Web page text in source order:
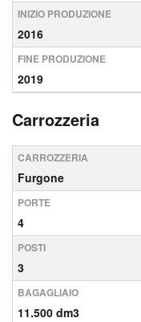
INIZIO PRODUZIONE
2016
FINE PRODUZIONE
2019
Carrozzeria
CARROZZERIA
Furgone
PORTE
4
POSTI
3
BAGAGLIAIO
11.500 dm3